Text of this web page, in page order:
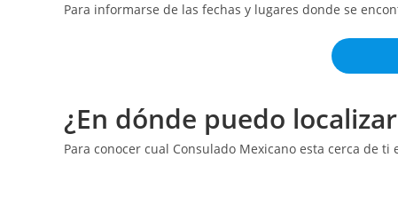
Para informarse de las fechas y lugares donde se
¿En dónde puedo
Para conocer cual Consulado Mexicano esta cerca de